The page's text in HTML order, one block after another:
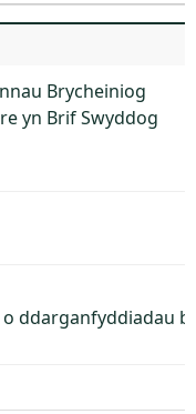
Brycheiniog
yn Brif Swyddog
ddarganfyddiadau